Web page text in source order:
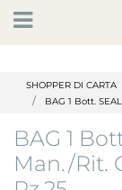
Open
SHOPPER DI CARTA
BAG 1 Bott.
BAG 1
Man./Rit.